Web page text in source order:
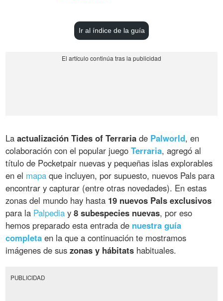
Ir al índice de la guía
Laactualización Tides of Terraria de Palworld, en
colaboración con el popular juegoTerraria, agregó al
título de Pocketpair nuevas y pequeñas islas explorables
en el mapa que incluyen, por supuesto, nuevos Pals para
encontrar y capturar (entre otras novedades). En estas
zonas del mundo hay hasta 19 nuevos Pals exclusivos
para la Palpedia y8 subespecies nuevas, por eso
hemos preparado esta entrada de nuestra guía
completa en la que a continuación te mostramos
imágenes de suszonas y hábitats habituales.
PUBLICIDAD